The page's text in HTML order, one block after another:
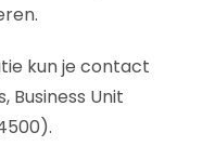
kun je contact
Business Unit